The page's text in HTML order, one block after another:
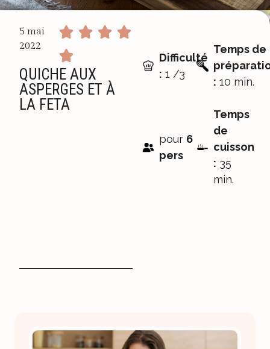
5 mai
2022
QUICHE AUX
ASPERGES ET À
LA FETA
Difficulté
: 1 /3
Temps de
: 10 min.
pour 6
pers
Temps
de
cuisson
: 35
min.